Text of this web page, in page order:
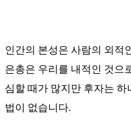
인간의 본성은 사람의 외적
은총은 우리를 내적인 것으
심할 때가 많지만 후자는
법이 없습니다.